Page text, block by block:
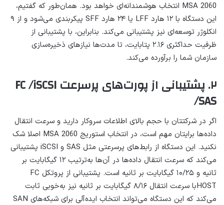
MSA 2060 انتخاب هوشمندانه‌ای خواهد بود. همان‌طور که گفتیم،
این دستگاه با ۱۲ هارد LFF یا ۲۴ هارد SFF پیکربندی می‌شود و از ۹
انکلوژر توسعه‌ای نیز پشتیبانی می‌کند. بنابراین، با پشتیبانی از
ظرفیت حداکثری ۲.۱۶ پتابایت، تا مدت‌ها نیازهای ذخیره‌سازی
سازمان شما را برآورده می‌کند.
۲. پشتیبانی از پورت‌های پرسرعت FC /iSCSI
/SAS
اگر در شرکتتان با حجم بالای اطلاعات سروکار دارید و سرعت انتقال
داده‌ها برایتان مهم است، در انتخاب استوریج MSA 2060 اصلا شک
نکنید. این دستگاه از رابط‌های پرسرعتی مثل SAS و iSCSI پشتیبانی
می‌کند که سرعت انتقال داده‌ها در آن‌ها به‌ترتیب ۱۲ گیگابایت بر
ثانیه و ۱۰/۲۵ گیگابایت بر ثانیه است. پشتیبانی از پروتکل FC
HOSTبا سرعت انتقال ۸/۱۶ گیگابایت بر ثانیه نیز به‌خوبی ثابت
می‌کند که این دستگاه می‌تواند انتخاب ایده‌آلی برای شبکه‌های SAN